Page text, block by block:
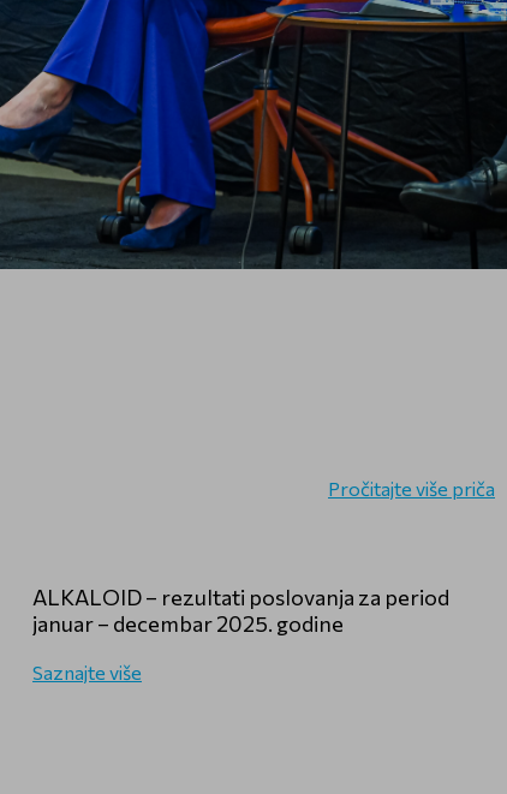
Pročitajte više priča
ALKALOID – rezultati poslovanja za period
januar – decembar 2025. godine
Saznajte više